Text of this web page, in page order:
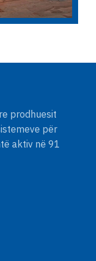
prodhuesit
për
aktiv në 91